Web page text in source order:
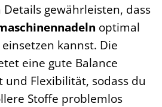
gewährleisten, dass
optimal
kannst. Die
eine gute Balance
und Flexibilität, sodass du
Stoffe problemlos